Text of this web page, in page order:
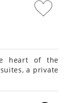
heart of the
a private